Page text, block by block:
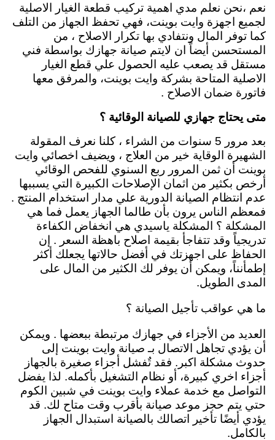
نعم ،نحن نعلم مدي اهمية تركيب قطعة الغيار الاصلية
لجميع اجهزة وايت بوينت، فهي تحفظ الجهاز من التلف
كما توفر المال ونتفادي بها تكرار الاصلاح ، من
المستحسن أيضاً ان لايتم صيانة جهازك بواسطة فني
مستقل قد يصعب عليه الحصول علي قطع الغيار
الاصلية المتاحة بشركة وايت بوينت، والمرفق معها
فاتورة ضمان الاصلاح .
متى يحتاج جهازي للصيانة الوقائية ؟
بعد مرور 5 سنوات من الشراء ، كلنا نعرف المقولة
الشهيرة الوقاية خير من العلاج ، ويضيف اخصائي وايت
بوينت أن ثمن المرور ربع السنوي للفحص الوقائي
أرخص بكثير من اثمان الإصلاحات الكبيرة التي يسببها
عدم انتظام الصيانة الدورية علي مدار استخدام المنتج .
فمعظم الناس يرون بأن طالما الجهاز يعمل فما هي
المشكلة ؟ المشكلة ياسيدي هي انخفاض الكفاءة
تدريجياً وقد تتفاجأ بقيمة اصلاح باهظة السعر . إن
الحفاظ على اجهزتك في أفضل حالاتها يجعلك أكثر
إطمأنناً، ويمكن أن يوفر لك الكثير من المال على
المدى الطويل.
ما هي عواقب تأجيل الصيانة ؟
العديد من الأجزاء في جهازك مرتبطة ببعضها . ويمكن
أن يؤدي تجاهل الاتصال بـ صيانة وايت بوينت إلى
حدوث مشكلة اكبر. فقد تٌفشل أجزاء صغيرة بالجهاز
أجزاء اخري كبيرة، أو نظام التشغيل بأكمله. لذا يفضل
التواصل مع خدمة عملاء وايت بوينت في شبين الكوم
حتي يتم حجز موعد صيانة بأقرب وقت متاح لك. قد
يؤدي أيضًا تأخير اتصالك بالصيانة استبدال الجهاز
بالكامل.